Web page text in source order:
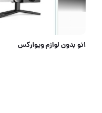
اتو بدون لوازم ویوارکس